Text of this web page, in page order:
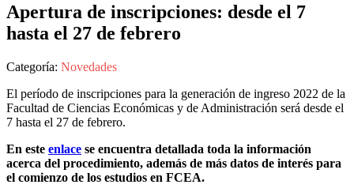
Apertura de inscripciones: desde el 7
hasta el 27 de febrero
Categoría: Novedades
El período de inscripciones para la generación de ingreso 2022 de la
Facultad de Ciencias Económicas y de Administración será desde el
7 hasta el 27 de febrero.
En este enlace se encuentra detallada toda la información
acerca del procedimiento, además de más datos de interés para
el comienzo de los estudios en FCEA.